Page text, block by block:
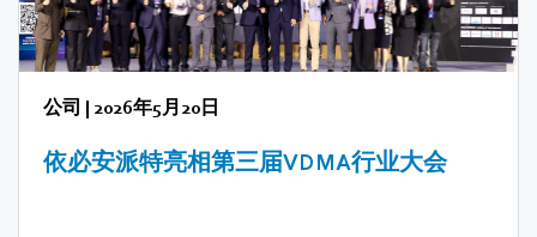
公司 2026年5月20日
依必安派特亮相第三届VDMA行业大会